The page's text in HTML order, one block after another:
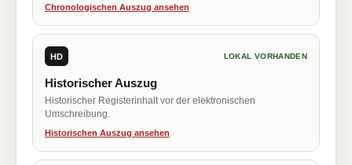
Chronologischen Auszug ansehen
HD LOKAL VORHANDEN
Historischer Auszug
Historischer Registerinhalt vor der elektronischen
Umschreibung.
Historischen Auszug ansehen